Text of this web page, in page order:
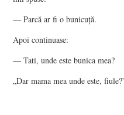
― Parcă ar fi o bunicuţă.
Apoi continuase:
― Tati, unde este bunica mea?
„Dar mama mea unde este,